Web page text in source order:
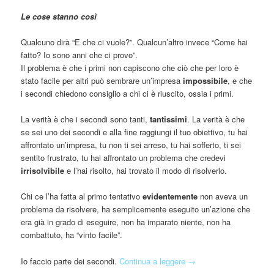
Le cose stanno così
Qualcuno dirà “E che ci vuole?”. Qualcun’altro invece “Come hai
fatto? Io sono anni che ci provo”.
Il problema è che i primi non capiscono che ciò che per loro è
stato facile per altri può sembrare un’impresaimpossibile, e che
i secondi chiedono consiglio a chi ci è riuscito, ossia i primi.
La verità è che i secondi sono tanti,tantissimi. La verità è che
se sei uno dei secondi e alla fine raggiungi il tuo obiettivo, tu hai
affrontato un’impresa, tu non ti sei arreso, tu hai sofferto, ti sei
sentito frustrato, tu hai affrontato un problema che credevi
irrisolvibile e l’hai risolto, hai trovato il modo di risolverlo.
Chi ce l’ha fatta al primo tentativoevidentemente non aveva un
problema da risolvere, ha semplicemente eseguito un’azione che
era già in grado di eseguire, non ha imparato niente, non ha
combattuto, ha “vinto facile”.
Io faccio parte dei secondi.Continua a leggere →